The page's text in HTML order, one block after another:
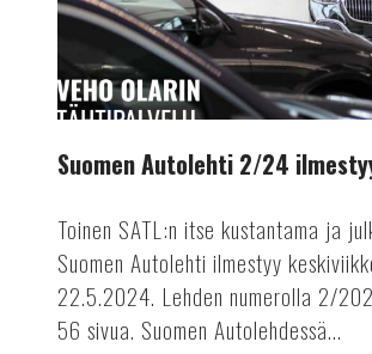
Suomen Autolehti 2/24
Toinen SATL:n itse kustantama ja
Suomen Autolehti ilmestyy
22.5.2024. Lehden numerolla 2/
56 sivua. Suomen Autolehdessä...